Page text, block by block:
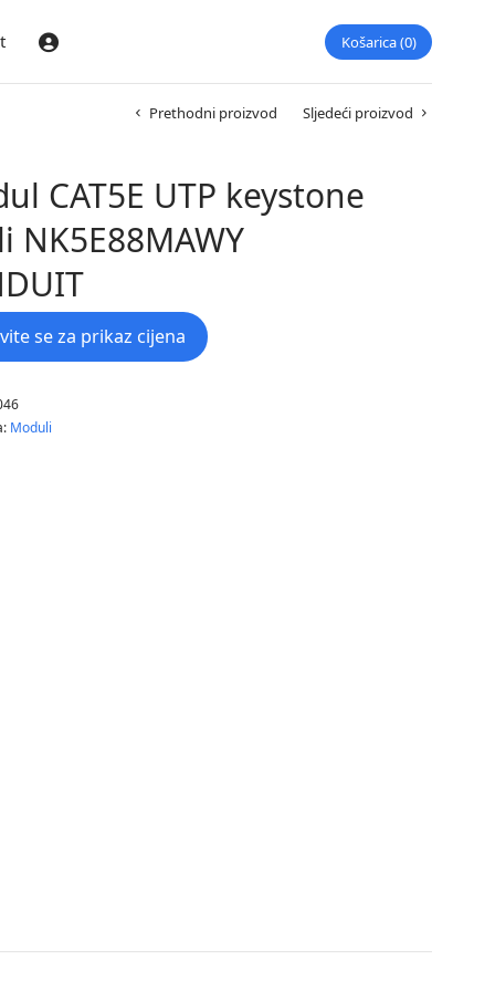
Prijava Košarica 0
Prethodni proizvod Sljedeći proizvod
CAT5E UTP keystone
NK5E88MAWY
se za prikaz cijena
Moduli